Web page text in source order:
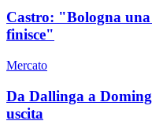
Castro: "Bologna una
finisce"
Mercato
Da Dallinga a
uscita